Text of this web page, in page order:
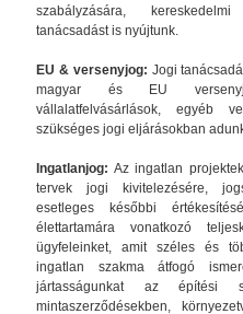
szabályzására,
tanácsadást is nyújtunk.
EU & versenyjog: Jogi
magyar és EU
vállalatfelvásárlások, egyéb
szükséges jogi eljárásokban
Ingatlanjog: Az ingatlan
tervek jogi kivitelezésére,
esetleges későbbi
élettartamára vonatkozó
ügyfeleinket, amit széles és
ingatlan szakma átfogó
jártasságunkat az építési
mintaszerződésekben,